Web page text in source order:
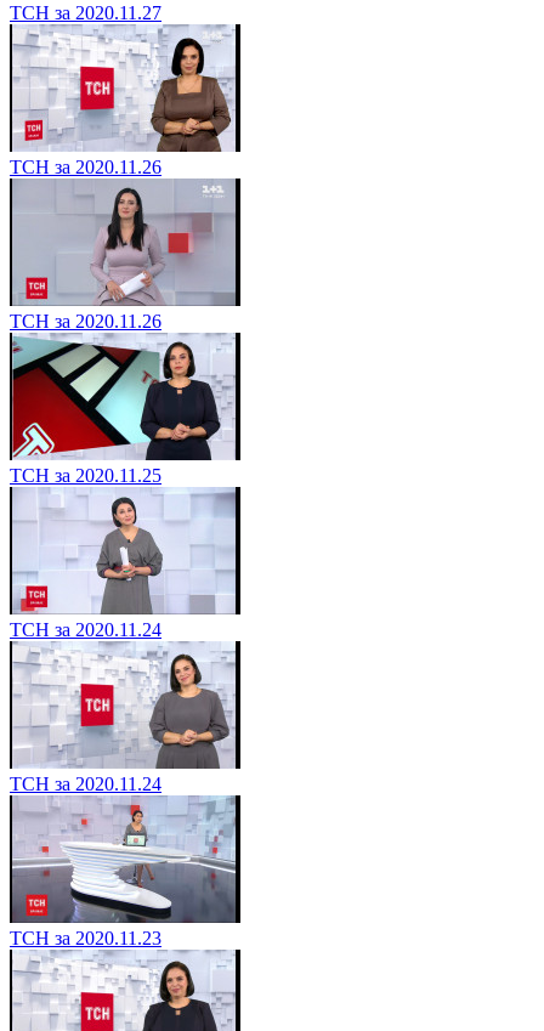
ТСН за 2020.11.27
ТСН за 2020.11.26
ТСН за 2020.11.26
ТСН за 2020.11.25
ТСН за 2020.11.24
ТСН за 2020.11.24
ТСН за 2020.11.23